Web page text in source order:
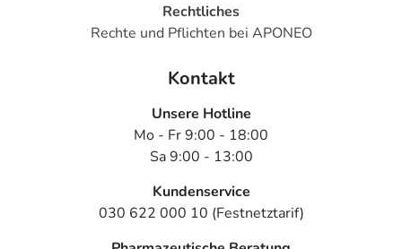
Rechtliches
Rechte und Pflichten bei APONEO
Kontakt
Unsere Hotline
Mo - Fr 9:00 - 18:00
Sa 9:00 - 13:00
Kundenservice
030 622 000 10 (Festnetztarif)